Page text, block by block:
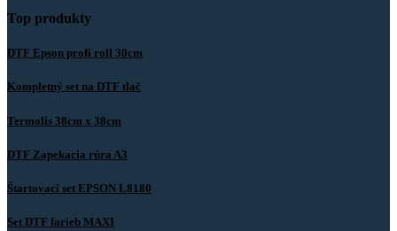
Top produkty
DTF Epson profi roll 30cm
Kompletný set na DTF tlač
Termolis 38cm x 38cm
DTF Zapekacia rúra A3
Štartovací set EPSON L8180
Set DTF farieb MAXI